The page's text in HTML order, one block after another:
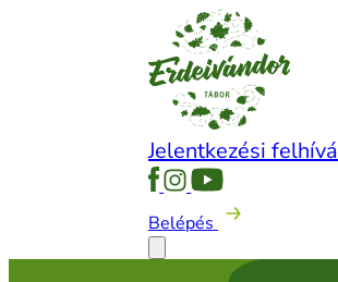
Jelentkezési
Belépés